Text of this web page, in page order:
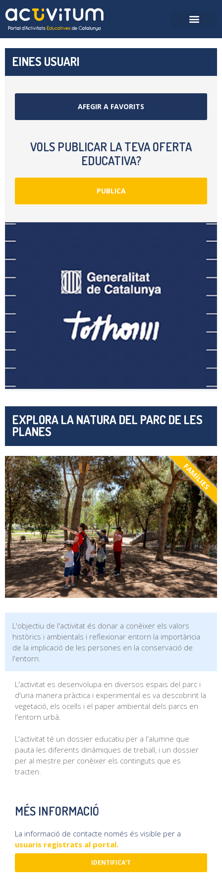
EINES USUARI
AFEGIR A FAVORITS
VOLS PUBLICAR LA TEVA OFERTA
EDUCATIVA?
PUBLICA
EXPLORA LA NATURA DEL PARC DE LES
PLANES
FAMÍLIES
L'objectiu de l'activitat és donar a conèixer els valors
històrics i ambientals i reflexionar entorn la importància
de la implicació de les persones en la conservació de
l'entorn.
L'activitat es desenvolupa en diversos espais del parc i
d'una manera pràctica i experimental es va descobrint la
vegetació, els ocells i el paper ambiental dels parcs en
l'entorn urbà.
L'activitat té un dossier educatiu per a l'alumne que
pauta les diferents dinàmiques de treball, i un dossier
per al mestre per conèixer els continguts que es
tracten.
MÉS INFORMACIÓ
La informació de contacte només és visible per a
usuaris registrats al portal.
IDENTIFICA'T